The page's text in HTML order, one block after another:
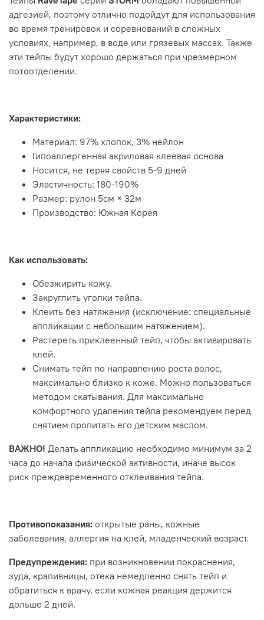
адгезией, поэтому отлично подойдут для использования
во время тренировок и соревнований в сложных
условиях, например, в воде или грязевых массах. Также
эти тейпы будут хорошо держаться при чрезмерном
потоотделении.
Характеристики:
Материал: 97% хлопок, 3% нейлон
Гипоаллергенная акриловая клеевая основа
Носится, не теряя свойств 5-9 дней
Эластичность: 180-190%
Размер: рулон 5см × 32м
Производство: Южная Корея
Как использовать:
Обезжирить кожу.
Закруглить уголки тейпа.
Клеить без натяжения (исключение: специальные
аппликации с небольшим натяжением).
Растереть приклеенный тейп, чтобы активировать
клей.
Снимать тейп по направлению роста волос,
максимально близко к коже. Можно пользоваться
методом скатывания. Для максимально
комфортного удаления тейпа рекомендуем перед
снятием пропитать его детским маслом.
ВАЖНО! Делать аппликацию необходимо минимум за 2
часа до начала физической активности, иначе высок
риск преждевременного отклеивания тейпа.
Противопоказания: открытые раны, кожные
заболевания, аллергия на клей, младенческий возраст.
Предупреждения: при возникновении покраснения,
зуда, крапивницы, отека немедленно снять тейп и
обратиться к врачу, если кожная реакция держится
дольше 2 дней.